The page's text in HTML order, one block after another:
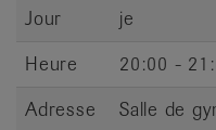
Jour
je
Heure
20:00 -
Adresse
Salle de